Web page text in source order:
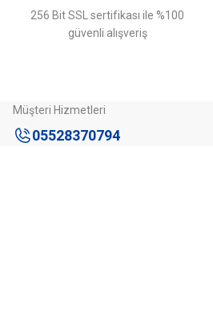
Bu ürüne benzer farklı alternatifler
256 Bit SSL sertifikası ile %100
güvenli alışveriş
Müşteri Hizmetleri
05528370794